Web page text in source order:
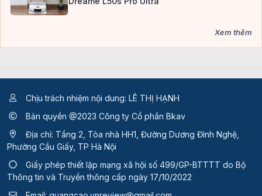
Xem thêm
Chịu trách nhiệm nội dung: LÊ THỊ HẠNH
Bản quyền @2023 Công ty Cổ phần Bkav
Địa chỉ: Tầng 2, Tòa nhà HH1, Đường Dương Đình Nghệ,
Phường Cầu Giấy, TP Hà Nội
Giấy phép thiết lập mạng xã hội số 499/GP-BTTTT do Bộ
Thông tin và Truyền thông cấp ngày 17/10/2022